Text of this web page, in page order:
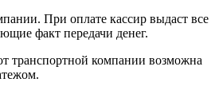
При оплате кассир выдаст все
факт передачи денег.
транспортной компании возможна